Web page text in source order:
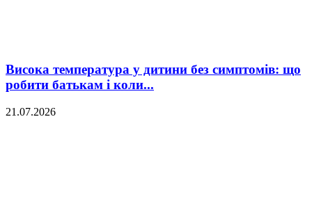
Висока температура у дитини без симптомів: що
робити батькам і коли...
21.07.2026